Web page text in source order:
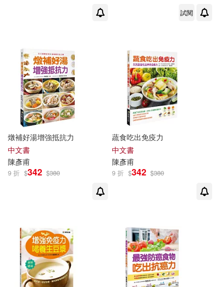
試閱
燉補好湯增強抵抗力
中文書
陳彥甫
9 折 $342 $380
蔬食吃出免疫力
中文書
陳彥甫
9 折 $342 $380